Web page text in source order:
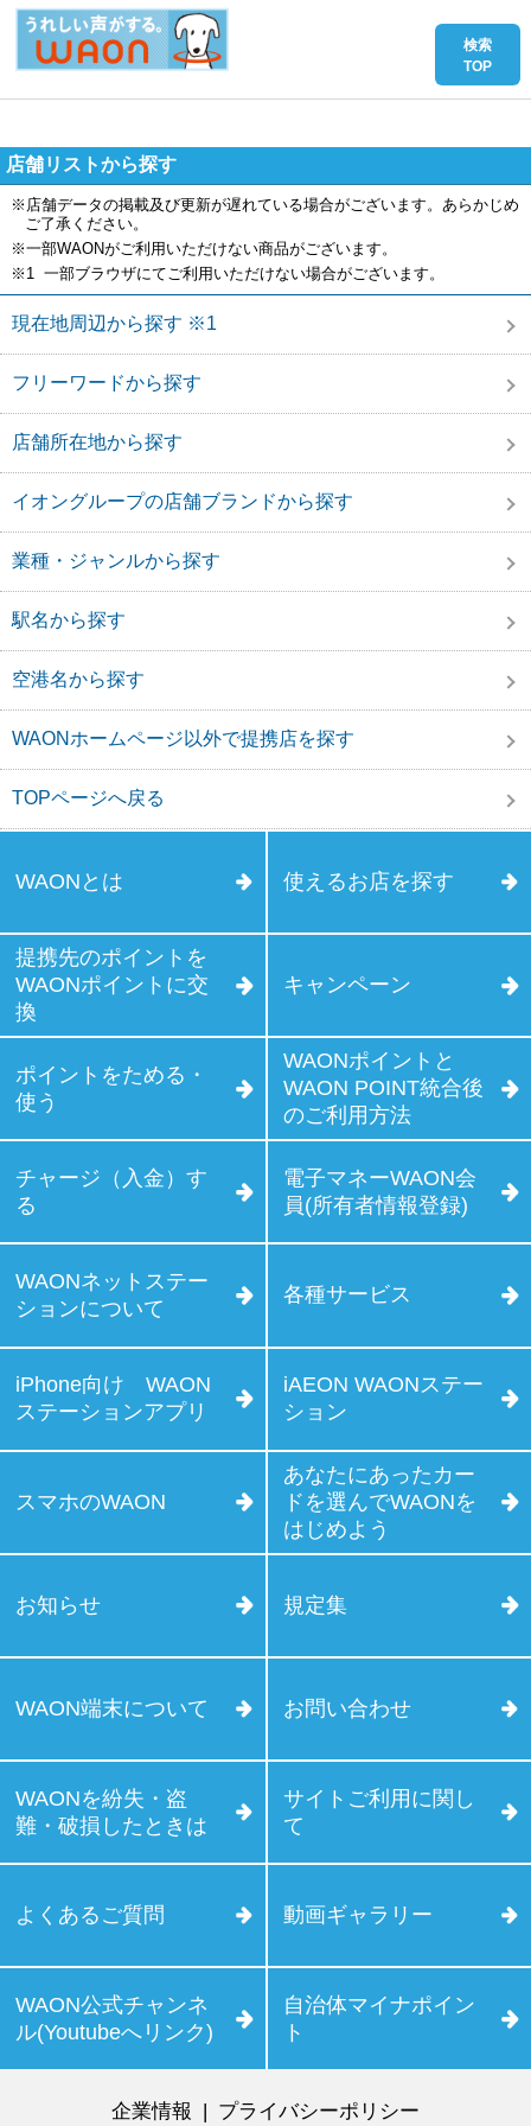
店舗リストから探す
※店舗データの掲載及び更新が遅れている場合がございます。あらかじめ
ご了承ください。
※一部WAONがご利用いただけない商品がございます。
※1 一部ブラウザにてご利用いただけない場合がございます。
現在地周辺から探す ※1
フリーワードから探す
店舗所在地から探す
イオングループの店舗ブランドから探す
業種・ジャンルから探す
駅名から探す
空港名から探す
WAONホームページ以外で提携店を探す
TOPページへ戻る